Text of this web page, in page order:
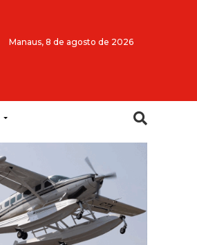
Manaus, 8 de agosto de 2026